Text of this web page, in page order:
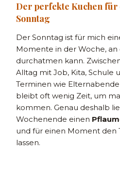
Der perfekte Kuchen für
Sonntag
Der Sonntag ist für mich
Momente in der Woche,
durchatmen kann.
Alltag mit Job, Kita, Schule
Terminen wie
bleibt oft wenig Zeit, um
kommen. Genau deshalb
Wochenende einen
und für einen Moment den
lassen.